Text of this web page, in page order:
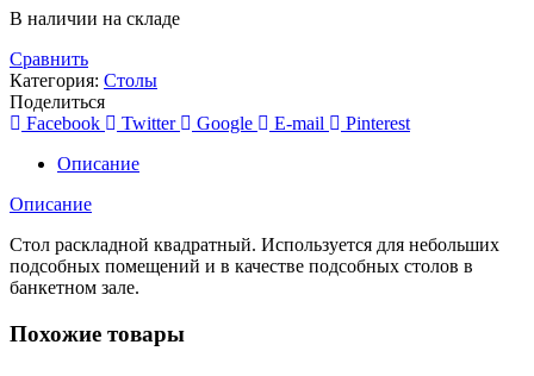
В наличии на складе
Сравнить
Категория: Столы
Поделиться
Facebook
Twitter Google E-mail
Pinterest
Описание
Описание
Стол раскладной квадратный. Используется для небольших
подсобных помещений и в качестве подсобных столов в
банкетном зале.
Похожие товары